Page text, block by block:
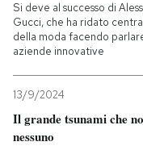
Si deve al successo di
Gucci, che ha ridato
della moda facendo
aziende innovative
13/9/2024
Il grande tsunami che
nessuno